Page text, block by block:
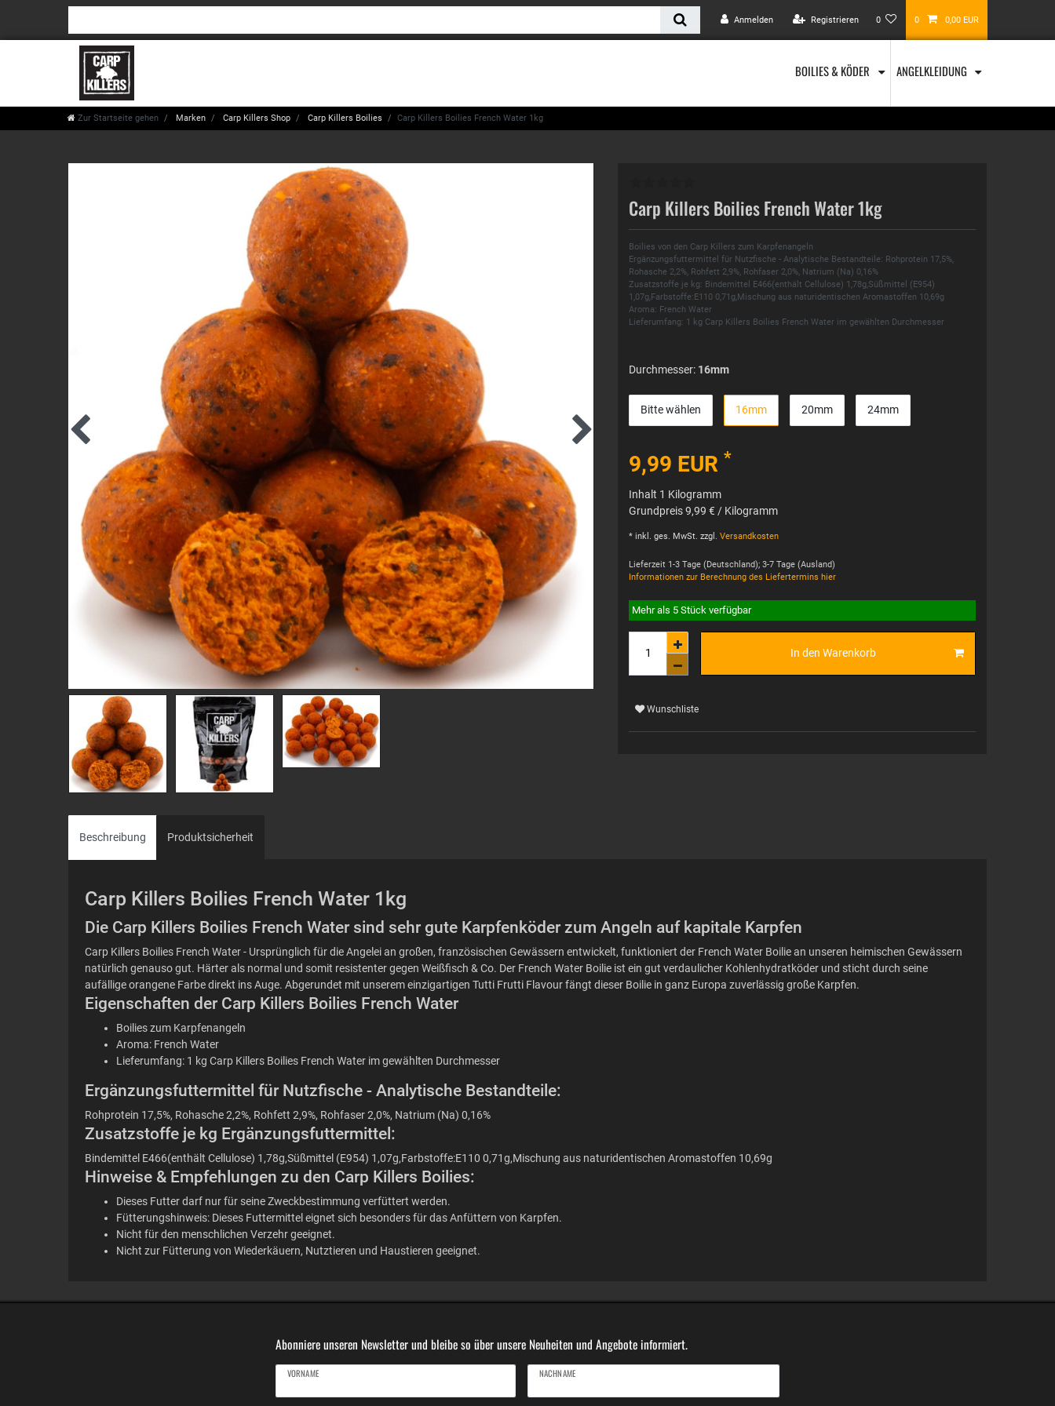
Anmelden Registrieren 0 0 0,00 EUR
BOILIES & KÖDER ANGELKLEIDUNG
Zur Startseite gehen Marken Carp Killers Shop Carp Killers Boilies Carp Killers Boilies French Water 1kg
Carp Killers Boilies French Water 1kg
Boilies von den Carp Killers zum Karpfenangeln
Ergänzungsfuttermittel für Nutzfische - Analytische Bestandteile: Rohprotein 17,5%,
Rohasche 2,2%, Rohfett 2,9%, Rohfaser 2,0%, Natrium (Na) 0,16%
Zusatzstoffe je kg: Bindemittel E466(enthält Cellulose) 1,78g,Süßmittel (E954)
1,07g,Farbstoffe:E110 0,71g,Mischung aus naturidentischen Aromastoffen 10,69g
Aroma: French Water
Lieferumfang: 1 kg Carp Killers Boilies French Water im gewählten Durchmesser
Durchmesser: 16mm
Bitte wählen 16mm 20mm 24mm
9,99 EUR *
Inhalt 1 Kilogramm
Grundpreis9,99 € / Kilogramm
* inkl. ges. MwSt. zzgl. Versandkosten
Lieferzeit 1-3 Tage (Deutschland); 3-7 Tage (Ausland)
Informationen zur Berechnung des Liefertermins hier
Mehr als 5 Stück verfügbar
In den Warenkorb
Wunschliste
Beschreibung Produktsicherheit
Carp Killers Boilies French Water 1kg
Die Carp Killers Boilies French Water sind sehr gute Karpfenköder zum Angeln auf kapitale Karpfen
Carp Killers Boilies French Water - Ursprünglich für die Angelei an großen, französischen Gewässern entwickelt, funktioniert der French Water Boilie an unseren heimischen Gewässern
natürlich genauso gut. Härter als normal und somit resistenter gegen Weißfisch & Co. Der French Water Boilie ist ein gut verdaulicher Kohlenhydratköder und sticht durch seine
aufällige orangene Farbe direkt ins Auge. Abgerundet mit unserem einzigartigen Tutti Frutti Flavour fängt dieser Boilie in ganz Europa zuverlässig große Karpfen.
Eigenschaften der Carp Killers Boilies French Water
Boilies zum Karpfenangeln
Aroma: French Water
Lieferumfang: 1 kg Carp Killers Boilies French Water im gewählten Durchmesser
Ergänzungsfuttermittel für Nutzfische - Analytische Bestandteile:
Rohprotein 17,5%, Rohasche 2,2%, Rohfett 2,9%, Rohfaser 2,0%, Natrium (Na) 0,16%
Zusatzstoffe je kg Ergänzungsfuttermittel:
Bindemittel E466(enthält Cellulose) 1,78g,Süßmittel (E954) 1,07g,Farbstoffe:E110 0,71g,Mischung aus naturidentischen Aromastoffen 10,69g
Hinweise & Empfehlungen zu den Carp Killers Boilies:
Dieses Futter darf nur für seine Zweckbestimmung verfüttert werden.
Fütterungshinweis: Dieses Futtermittel eignet sich besonders für das Anfüttern von Karpfen.
Nicht für den menschlichen Verzehr geeignet.
Nicht zur Fütterung von Wiederkäuern, Nutztieren und Haustieren geeignet.
Abonniere unseren Newsletter und bleibe so über unsere Neuheiten und Angebote informiert.
VORNAME NACHNAME